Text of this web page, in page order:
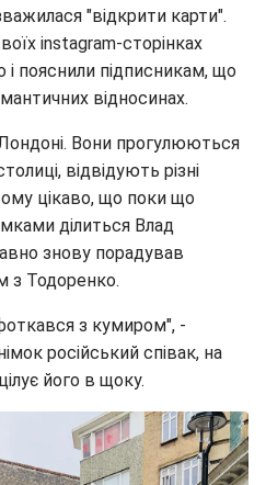
"відкрити карти".
instagram-сторінках
і пояснили підписникам, що
відносинах.
Вони прогулюються
відвідують різні
цікаво, що поки що
ділиться Влад
знову порадував
з Тодоренко.
з кумиром", -
російський співак, на
його в щоку.